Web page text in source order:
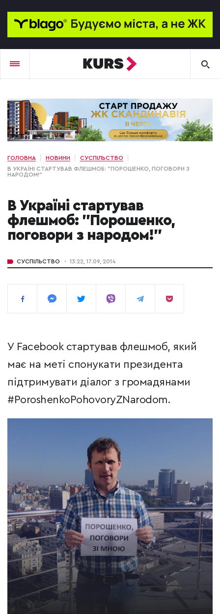
ГОЛОВНА НОВИНИ
СУСПІЛЬСТВО
В УКРАЇНІ СТАРТУВАВ ФЛЕШМОБ: "ПОРОШЕНКО, ПОГОВОРИ З
НАРОДОМ!"
В Україні стартував
флешмоб: "Порошенко,
поговори з народом!"
СУСПІЛЬСТВО 13:22, 17.09, 2014
У Facebook стартував флешмоб, який
має на меті спонукати президента
підтримувати діалог з громадянами
‪#‎PoroshenkoPohovoryZNarodom‬.